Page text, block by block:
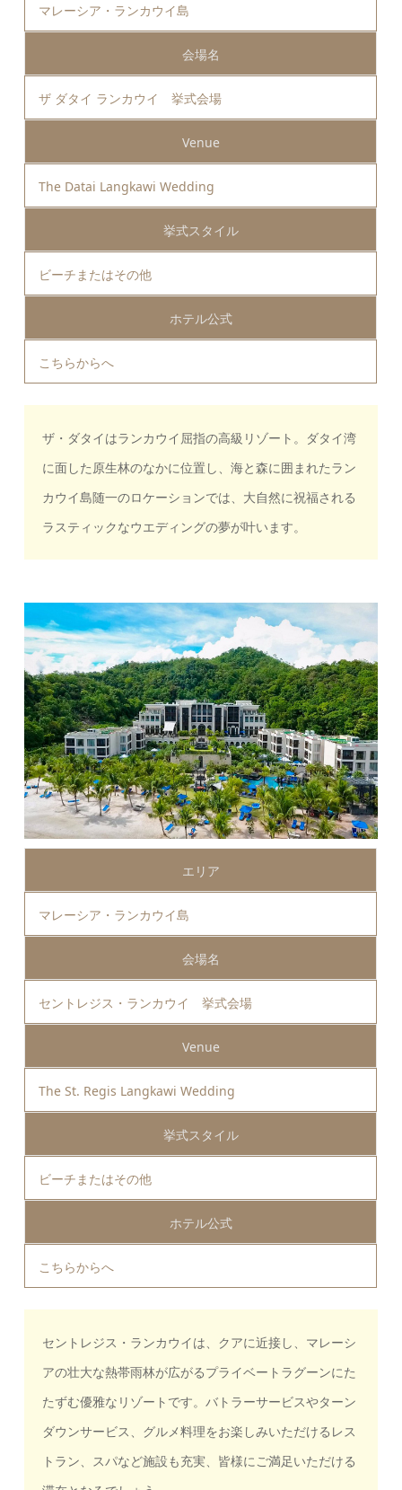
マレーシア・ランカウイ島
会場名
ザ ダタイ ランカウイ 挙式会場
Venue
The Datai Langkawi Wedding
挙式スタイル
ビーチまたはその他
ホテル公式
こちらからへ
ザ・ダタイはランカウイ屈指の高級リゾート。ダタイ湾
に面した原生林のなかに位置し、海と森に囲まれたラン
カウイ島随一のロケーションでは、大自然に祝福される
ラスティックなウエディングの夢が叶います。
エリア
マレーシア・ランカウイ島
会場名
セントレジス・ランカウイ 挙式会場
Venue
The St. Regis Langkawi Wedding
挙式スタイル
ビーチまたはその他
ホテル公式
こちらからへ
セントレジス・ランカウイは、クアに近接し、マレーシ
アの壮大な熱帯雨林が広がるプライベートラグーンにた
たずむ優雅なリゾートです。バトラーサービスやターン
ダウンサービス、グルメ料理をお楽しみいただけるレス
トラン、スパなど施設も充実、皆様にご満足いただける